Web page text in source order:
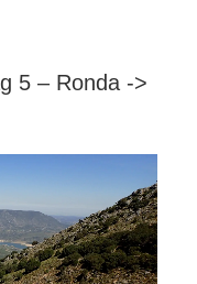
5 – Ronda ->